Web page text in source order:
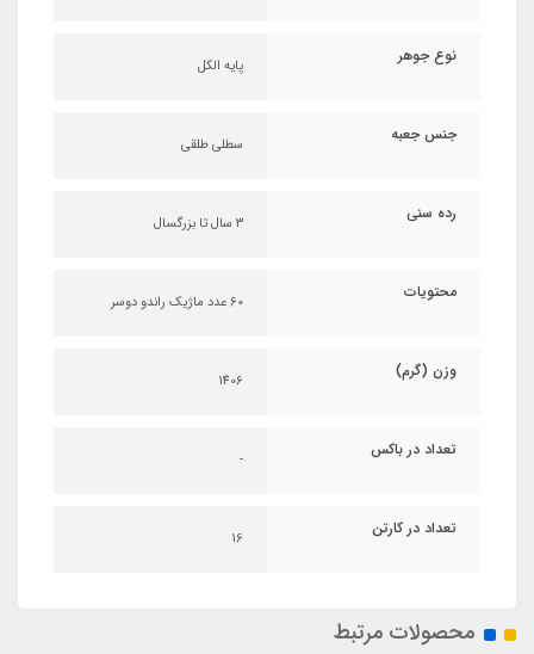
نوع جوهر پایه الکل
جنس جعبه سطلی طلقی
رده سنی ۳ سال تا بزرگسال
محتویات 60 عدد ماژیک راندو دوسر
وزن (گرم) 1406
تعداد در باکس -
تعداد در کارتن 16
محصولات مرتبط